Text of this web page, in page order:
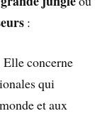
:
Elle concerne
qui
et aux